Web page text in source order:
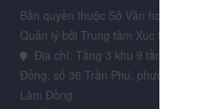
Bản quyền thuộc Sở Văn hoá, Thể
Quản lý bởi Trung tâm Xúc tiến Du
Địa chỉ: Tầng 3 khu 9 tầng, Trung
Đồng, số 36 Trần Phú, phường Xuân
Lâm Đồng